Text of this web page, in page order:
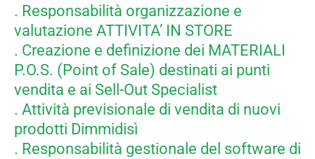
. Responsabilità organizzazione e
valutazione ATTIVITA’ IN STORE
. Creazione e definizione dei MATERIALI
P.O.S. (Point of Sale) destinati ai punti
vendita e ai Sell-Out Specialist
. Attività previsionale di vendita di nuovi
prodotti Dimmidisì
. Responsabilità gestionale del software di